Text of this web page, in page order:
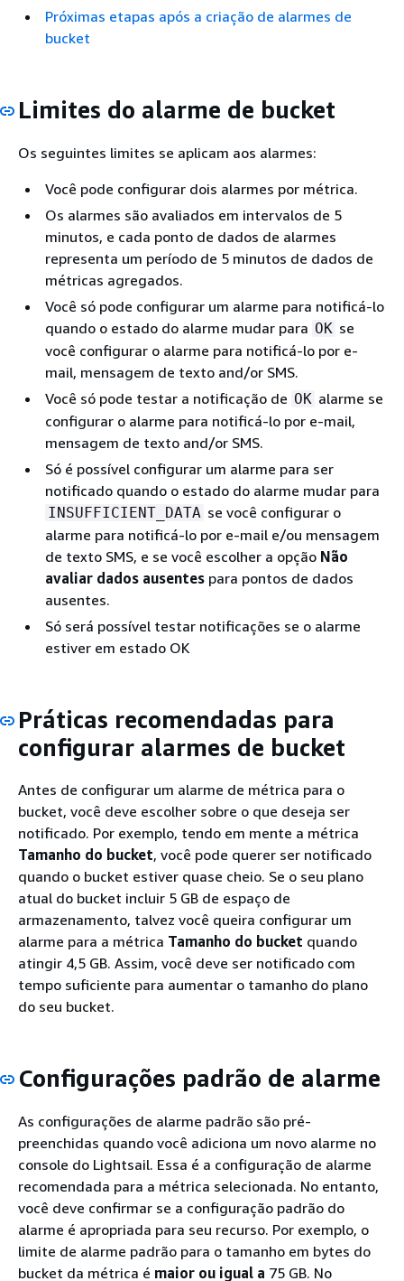
Próximas etapas após a criação de alarmes de
bucket
Limites do alarme de bucket
Os seguintes limites se aplicam aos alarmes:
Você pode configurar dois alarmes por métrica.
Os alarmes são avaliados em intervalos de 5
minutos, e cada ponto de dados de alarmes
representa um período de 5 minutos de dados de
métricas agregados.
Você só pode configurar um alarme para notificá-lo
quando o estado do alarme mudar para OK se
você configurar o alarme para notificá-lo por e-
mail, mensagem de texto and/or SMS.
Você só pode testar a notificação de OK alarme se
configurar o alarme para notificá-lo por e-mail,
mensagem de texto and/or SMS.
Só é possível configurar um alarme para ser
notificado quando o estado do alarme mudar para
INSUFFICIENT_DATA se você configurar o
alarme para notificá-lo por e-mail e/ou mensagem
de texto SMS, e se você escolher a opção Não
avaliar dados ausentes para pontos de dados
ausentes.
Só será possível testar notificações se o alarme
estiver em estado OK
Práticas recomendadas para
configurar alarmes de bucket
Antes de configurar um alarme de métrica para o
bucket, você deve escolher sobre o que deseja ser
notificado. Por exemplo, tendo em mente a métrica
Tamanho do bucket, você pode querer ser notificado
quando o bucket estiver quase cheio. Se o seu plano
atual do bucket incluir 5 GB de espaço de
armazenamento, talvez você queira configurar um
alarme para a métrica Tamanho do bucket quando
atingir 4,5 GB. Assim, você deve ser notificado com
tempo suficiente para aumentar o tamanho do plano
do seu bucket.
Configurações padrão de alarme
As configurações de alarme padrão são pré-
preenchidas quando você adiciona um novo alarme no
console do Lightsail. Essa é a configuração de alarme
recomendada para a métrica selecionada. No entanto,
você deve confirmar se a configuração padrão do
alarme é apropriada para seu recurso. Por exemplo, o
limite de alarme padrão para o tamanho em bytes do
bucket da métrica é maior ou igual a 75 GB. No